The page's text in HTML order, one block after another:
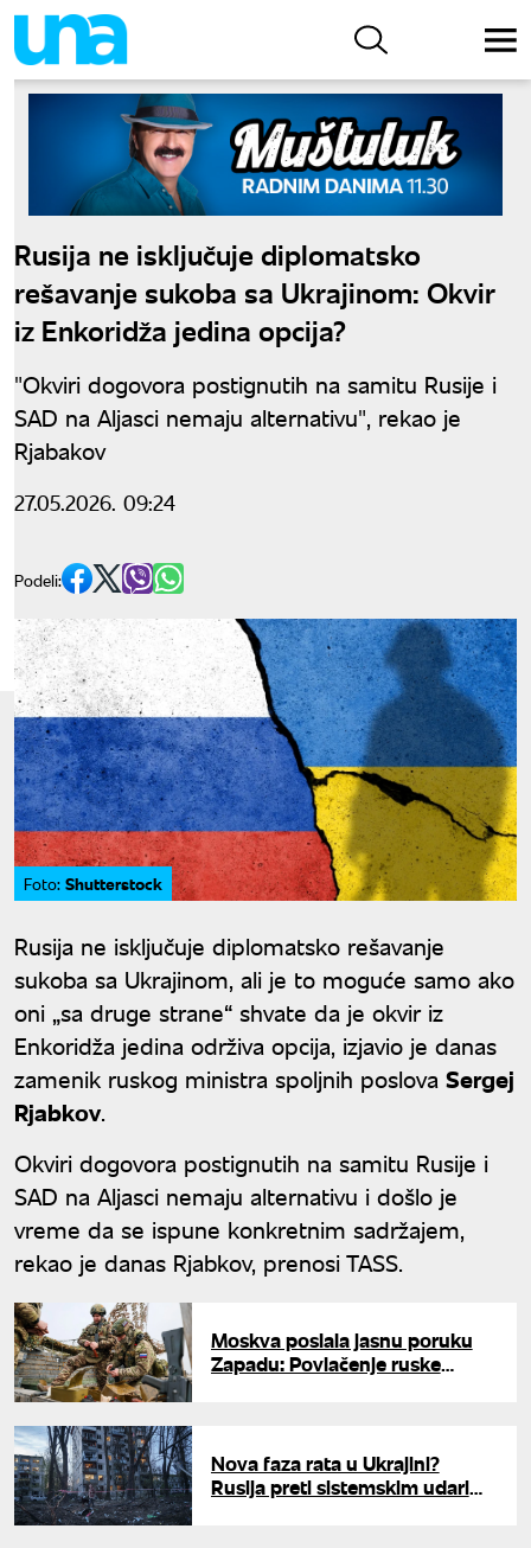
Rusija ne isključuje diplomatsko
rešavanje sukoba sa Ukrajinom: Okvir
iz Enkoridža jedina opcija?
"Okviri dogovora postignutih na samitu Rusije i
SAD na Aljasci nemaju alternativu", rekao je
Rjabakov
27.05.2026. 09:24
Podeli:
Foto: Shutterstock
Rusija ne isključuje diplomatsko rešavanje
sukoba sa Ukrajinom, ali je to moguće samo ako
oni „sa druge strane“ shvate da je okvir iz
Enkoridža jedina održiva opcija, izjavio je danas
zamenik ruskog ministra spoljnih poslova Sergej
Rjabkov.
Okviri dogovora postignutih na samitu Rusije i
SAD na Aljasci nemaju alternativu i došlo je
vreme da se ispune konkretnim sadržajem,
rekao je danas Rjabkov, prenosi TASS.
Moskva poslala jasnu poruku
Zapadu: Povlačenje ruske
Nova faza rata u Ukrajini?
Rusija preti sistemskim udarima